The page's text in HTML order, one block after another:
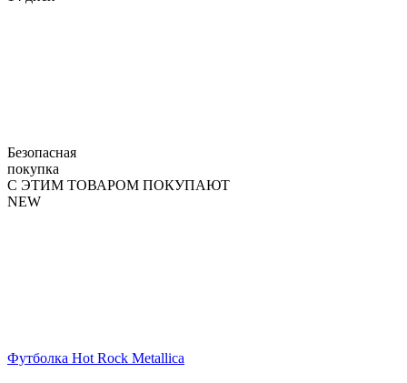
Безопасная
покупка
С ЭТИМ ТОВАРОМ ПОКУПАЮТ
NEW
Футболка Hot Rock Metallica